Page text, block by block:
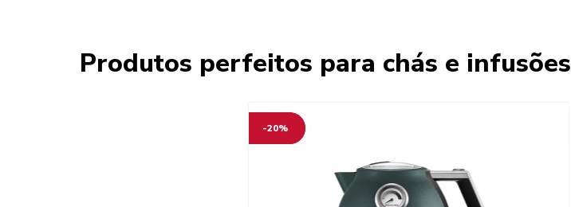
Produtos perfeitos para chás e infusões
-20%